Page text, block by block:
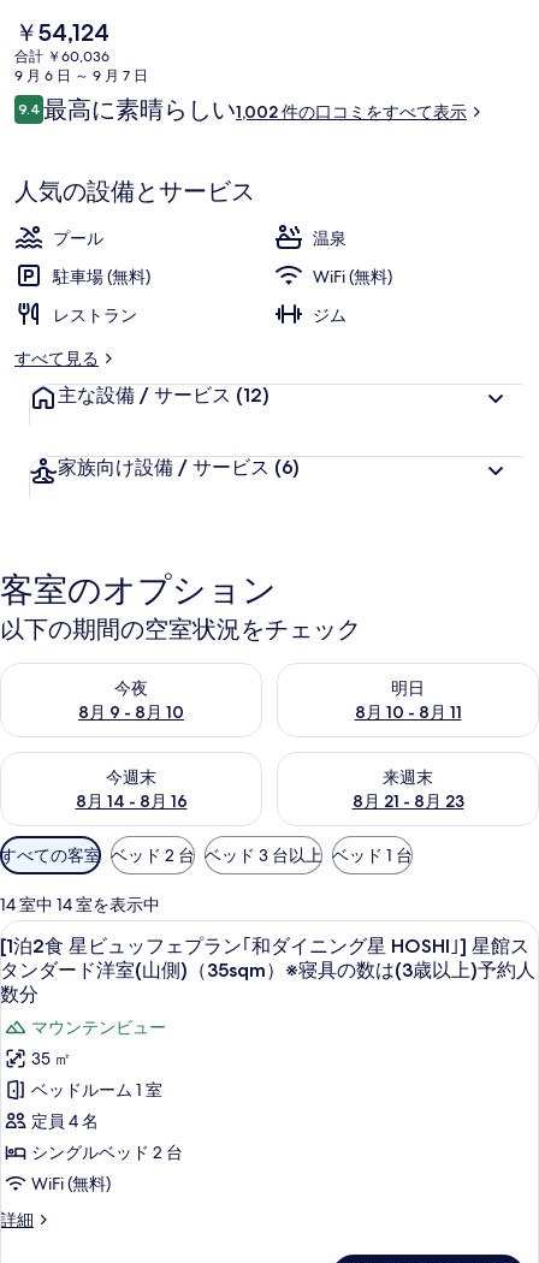
ッ
ク
ス
ホ
テ
ル
ズ
＆
リ
ゾ
ギ
ャ
ラ
ー
あります。旅行者は親切なスタッフや総合的な施設のコンディショ
ンを評価しています。
現
在
の
料
金
で
す
￥54,124
合計 ￥60,036
9 月 6 日 ～ 9 月 7 日
口
コ
9.410段階中9.4
最高に素晴らしい1,002 件の口コミをすべて表示
人気の設備とサービス
プール
温泉
駐車場 (無料)
WiFi (無料)
レストラン
ジム
すべて見る
主な設備 / サービス (12)
家族向け設備 / サービス (6)
客室のオプション
以下の期間の空室状況をチェック
今夜
8月 9 - 8月 10
今夜 8月 9 - 8月 10 の空室状況をチェック
明日
8月 10 - 8月 11
明日 8月 10 - 8月 11 の空室状
今週末
8月 14 - 8月 16
今週末 8月 14 - 8月 16 の空室状況をチェック
来週末
8月 21 - 8月 23
来週末 8月 21 - 8月 23 の空室
利
用
可
能
な
客
室
の
絞
り
込
条
件
すべての客室 ベッド 2 台 ベッド 3 台以上 ベッド 1 台
14 室中 14 室を表示中
[1
泊
2
食
星
ビ
ュ
ッ
フ
ェ
セーフティボックス (室内)、遮光カ
11
[1泊2食 星ビュッフェプラン｢和ダイニング星 HOSHI｣] 星館ス
タンダード洋室(山側)（35sqm）※寝具の数は(3歳以上)予約人
数分
マウンテンビュー
35 ㎡
ベッドルーム 1 室
定員 4 名
シングルベッド 2 台
WiFi (無料)
詳細
[1